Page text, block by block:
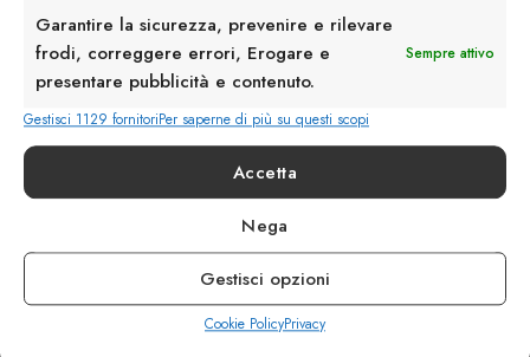
Garantire la sicurezza, prevenire e rilevare
frodi, correggere errori, Erogare e
presentare pubblicità e contenuto.
Sempre attivo
Gestisci 1129 fornitoriPer saperne di più su questi scopi
Accetta
Nega
Gestisci opzioni
Cookie PolicyPrivacy
info@calzaturebelfiore.com
MI 20145 • Milano
Via Belfiore 9
Termini e Condizioni
Resi e Rimborsi
Spedizioni
Privacy